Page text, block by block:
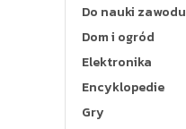
Do nauki zawodu
Dom i ogród
Elektronika
Encyklopedie
Gry